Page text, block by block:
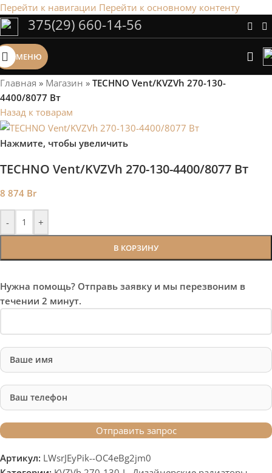
Перейти к навигации Перейти к основному контенту
Сэкономим Ваше время на подбор
Рассчитаем мощность | Предложим от 3х вариантов | В
наличии и под заказ
Скидки от 5%
375(29) 660-14-56
МЕНЮ
Главная » Магазин » TECHNO Vent/KVZVh 270-130-
4400/8077 Вт
Назад к товарам
Нажмите, чтобы увеличить
TECHNO Vent/KVZVh 270-130-4400/8077 Вт
8 874 Br
- +
В КОРЗИНУ
Нужна помощь? Отправь заявку и мы перезвоним в
течении 2 минут.
Артикул: LWsrJEyPik--OC4eBg2jm0